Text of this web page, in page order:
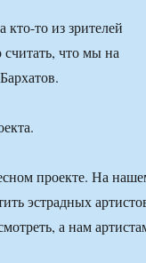
то из зрителей
что мы на
проекте. На
эстрадных
а нам